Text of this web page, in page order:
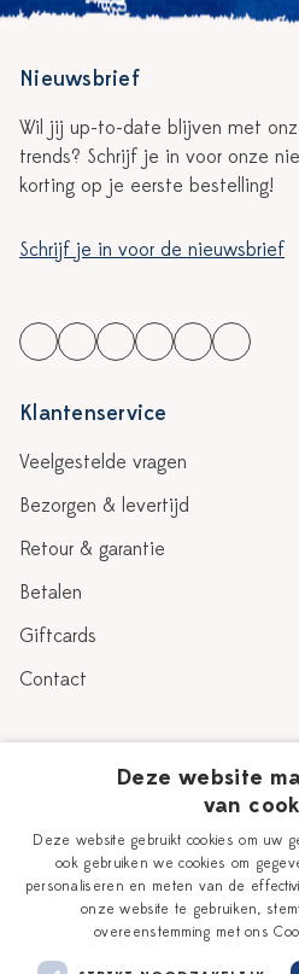
Nieuwsbrief
Wil jij up-to-date blijven met
trends? Schrijf je in voor onze
korting op je eerste bestelling!
Schrijf je in voor de nieuwsbrief
Klantenservice
Veelgestelde vragen
Bezorgen & levertijd
Retour & garantie
Betalen
Giftcards
Contact
Verhaal
Onze plateelschilders
Deze website
van
Deze website gebruikt cookies om uw
ook gebruiken we cookies om
personaliseren en meten van de
onze website te gebruiken,
overeenstemming met ons